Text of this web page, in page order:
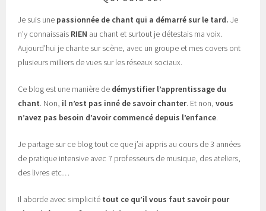
Je suis une passionnée de chant qui a démarré sur le tard. Je
n’y connaissais RIEN au chant et surtout je détestais ma voix.
Aujourd’hui je chante sur scène, avec un groupe et mes covers ont
plusieurs milliers de vues sur les réseaux sociaux.
Ce blog est une manière de démystifier l’apprentissage du
chant. Non, il n’est pas inné de savoir chanter. Et non,vous
n’avez pas besoin d’avoir commencé depuis l’enfance.
Je partage sur ce blog tout ce que j’ai appris au cours de 3 années
de pratique intensive avec 7 professeurs de musique, des ateliers,
des livres etc…
Il aborde avec simplicité tout ce qu’il vous faut savoir pour